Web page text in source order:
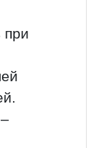
при